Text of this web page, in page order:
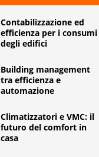
Contabilizzazione ed
efficienza per i consumi
degli edifici
Building management
tra efficienza e
automazione
Climatizzatori e VMC: il
futuro del comfort in
casa